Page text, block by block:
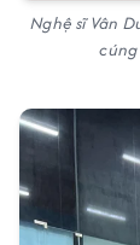
Nghệ sĩ Vân